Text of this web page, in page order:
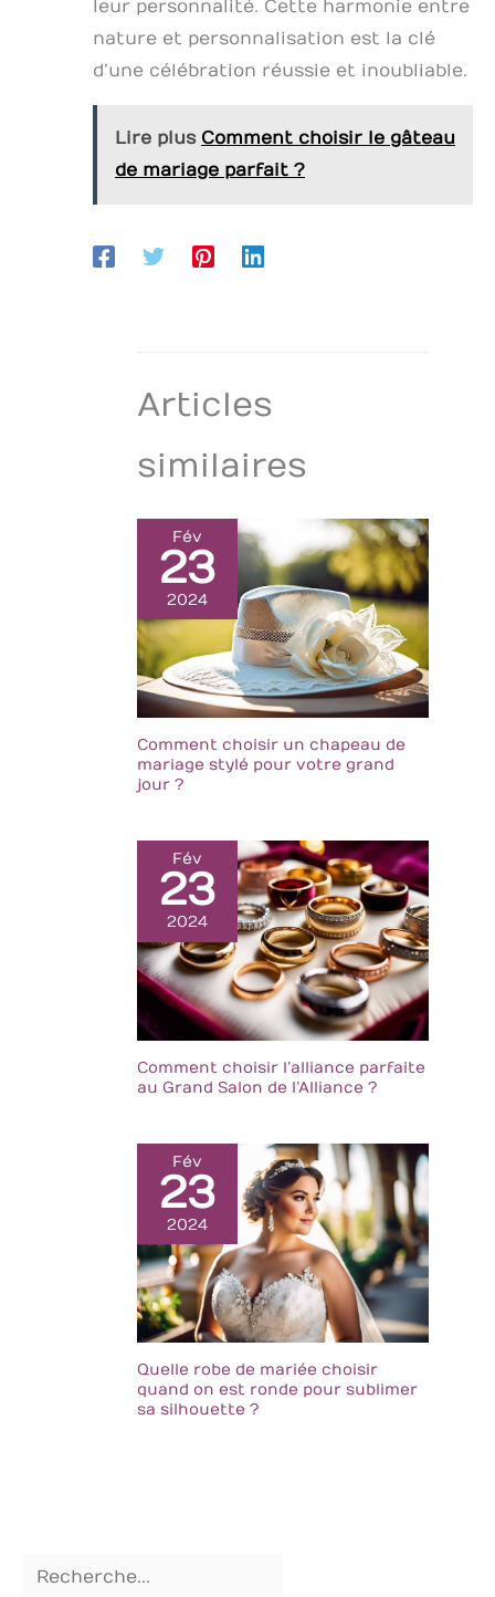
leur personnalité. Cette harmonie entre
nature et personnalisation est la clé
d’une célébration réussie et inoubliable.
Lire plus Comment choisir le gâteau
de mariage parfait ?
Articles
similaires
Fév
23
2024
Comment choisir un chapeau de
mariage stylé pour votre grand
jour ?
Fév
23
2024
Comment choisir l’alliance parfaite
au Grand Salon de l’Alliance ?
Fév
23
2024
Quelle robe de mariée choisir
quand on est ronde pour sublimer
sa silhouette ?